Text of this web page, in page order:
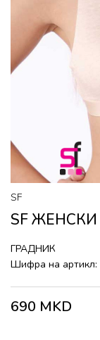
SF
SF
ГРАДНИК
Шифра на артикл:
690 MKD